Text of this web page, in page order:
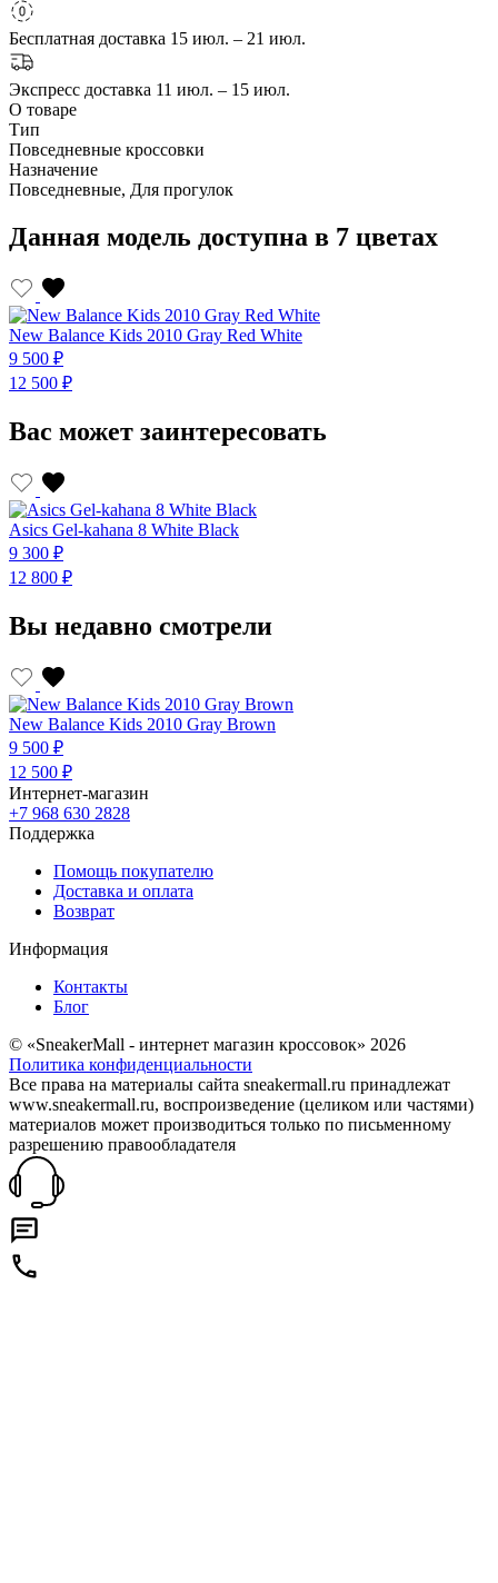
Бесплатная доставка 15 июл. – 21 июл.
Экспресс доставка 11 июл. – 15 июл.
О товаре
Тип
Повседневные кроссовки
Назначение
Повседневные, Для прогулок
Данная модель доступна в 7 цветах
New Balance Kids 2010 Gray Red White
9 500 ₽
12 500 ₽
Вас может заинтересовать
Asics Gel-kahana 8 White Black
9 300 ₽
12 800 ₽
Вы недавно смотрели
New Balance Kids 2010 Gray Brown
9 500 ₽
12 500 ₽
Интернет-магазин
+7 968 630 2828
Поддержка
Помощь покупателю
Доставка и оплата
Возврат
Информация
Контакты
Блог
© «SneakerMall - интернет магазин кроссовок» 2026
Политика конфиденциальности
Все права на материалы сайта sneakermall.ru принадлежат
www.sneakermall.ru, воспроизведение (целиком или частями)
материалов может производиться только по письменному
разрешению правообладателя